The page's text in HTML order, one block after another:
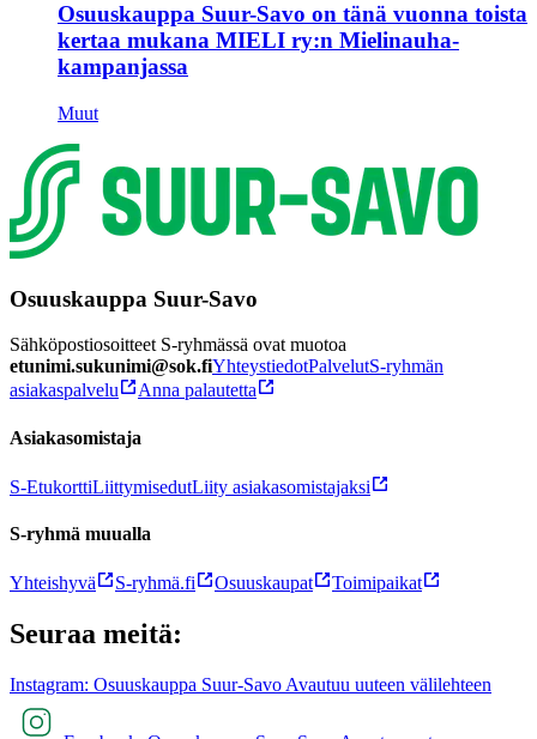
Osuuskauppa Suur-Savo on tänä vuonna toista
kertaa mukana MIELI ry:n Mielinauha-
kampanjassa
Muut
Osuuskauppa Suur-Savo
Sähköpostiosoitteet S-ryhmässä ovat muotoa
etunimi.sukunimi@sok.fiYhteystiedotPalvelutS-ryhmän
asiakaspalvelu
Anna palautetta
Asiakasomistaja
S-EtukorttiLiittymisedutLiity asiakasomistajaksi
S-ryhmä muualla
Yhteishyvä S-ryhmä.fi Osuuskaupat Toimipaikat
Seuraa meitä:
Instagram: Osuuskauppa Suur-Savo Avautuu uuteen välilehteen